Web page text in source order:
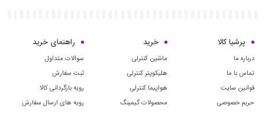
پرشیا کالا
درباره ما
تماس با ما
قوانین سایت
حریم خصوصی
خرید
ماشین کنترلی
هلیکوپتر کنترلی
هواپیما کنترلی
محصولات گیمینگ
راهنمای خرید
سوالات متداول
ثبت سفارش
رویه بازگردانی کالا
رویه های ارسال سفارش